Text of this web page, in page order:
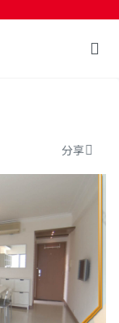
分享